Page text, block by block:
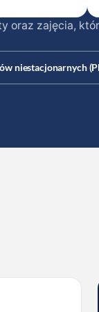
oraz zajęcia,
niestacjonarnych